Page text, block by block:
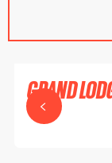
GRAND
CLEPPÉ